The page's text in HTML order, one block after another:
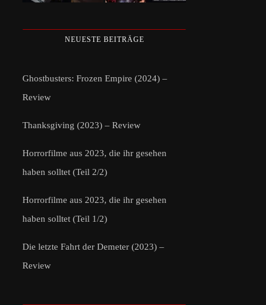
NEUESTE BEITRÄGE
Ghostbusters: Frozen Empire (2024) –
Review
Thanksgiving (2023) – Review
Horrorfilme aus 2023, die ihr gesehen
haben solltet (Teil 2/2)
Horrorfilme aus 2023, die ihr gesehen
haben solltet (Teil 1/2)
Die letzte Fahrt der Demeter (2023) –
Review